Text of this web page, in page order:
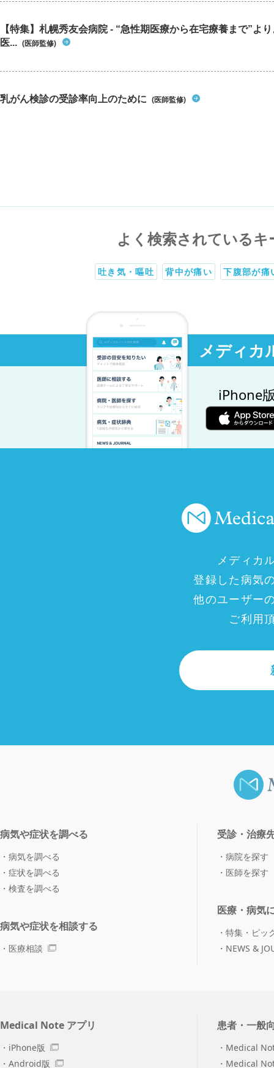
【特集】札幌秀友会病院 - “急性期医療から在宅療養まで”よ
医... (医師監修)
乳がん検診の受診率向上のために (医師監修)
よく検索されているキ
吐き気・嘔吐 背中が痛い 下腹部が痛
メディカ
iPhone
メディカ
登録した病気
他のユーザー
ご利用
病気や症状を調べる
病気を調べる
症状を調べる
検査を調べる
病気や症状を相談する
医療相談
受診・治療
病院を探す
医師を探す
医療・病気
特集・ピッ
NEWS &
Medical Note アプリ
iPhone版
Android版
患者・一般
Medical
Medical